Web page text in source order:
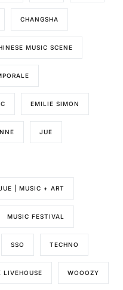
CHANGSHA
MUSIC SCENE
EMILIE SIMON
JUE
| MUSIC + ART
MUSIC FESTIVAL
SSO TECHNO
LIVEHOUSE WOOOZY